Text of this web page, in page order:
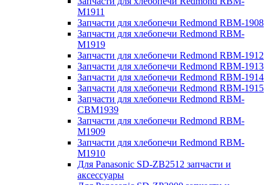
M1911
Запчасти для хлебопечи Redmond RBM-1908
Запчасти для хлебопечи Redmond RBM-
M1919
Запчасти для хлебопечи Redmond RBM-1912
Запчасти для хлебопечи Redmond RBM-1913
Запчасти для хлебопечи Redmond RBM-1914
Запчасти для хлебопечи Redmond RBM-1915
Запчасти для хлебопечи Redmond RBM-
CBM1939
Запчасти для хлебопечи Redmond RBM-
M1909
Запчасти для хлебопечи Redmond RBM-
M1910
Для Panasonic SD-ZB2512 запчасти и
аксессуары